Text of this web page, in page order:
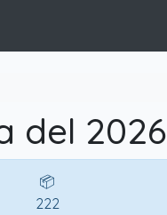
del 2026
📦
222